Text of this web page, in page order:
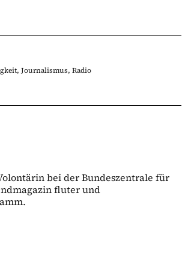
, Journalismus, Radio
bei der Bundeszentrale für
fluter und